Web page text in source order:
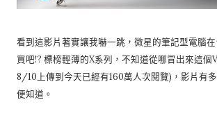
看到這影片著實讓我嚇一跳，微星的筆記型電腦
買吧!? 標榜輕薄的X系列，不知道從哪冒出來這
8/10上傳到今天已經有160萬人次閱覽)，影片有
便知道。